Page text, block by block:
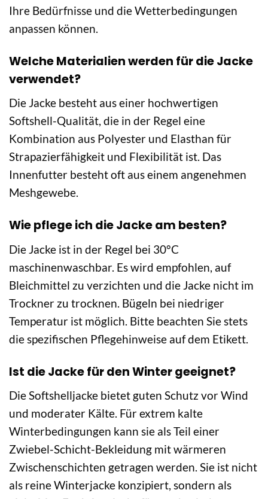
Ihre Bedürfnisse und die Wetterbedingungen
anpassen können.
Welche Materialien werden für die Jacke
verwendet?
Die Jacke besteht aus einer hochwertigen
Softshell-Qualität, die in der Regel eine
Kombination aus Polyester und Elasthan für
Strapazierfähigkeit und Flexibilität ist. Das
Innenfutter besteht oft aus einem angenehmen
Meshgewebe.
Wie pflege ich die Jacke am besten?
Die Jacke ist in der Regel bei 30°C
maschinenwaschbar. Es wird empfohlen, auf
Bleichmittel zu verzichten und die Jacke nicht im
Trockner zu trocknen. Bügeln bei niedriger
Temperatur ist möglich. Bitte beachten Sie stets
die spezifischen Pflegehinweise auf dem Etikett.
Ist die Jacke für den Winter geeignet?
Die Softshelljacke bietet guten Schutz vor Wind
und moderater Kälte. Für extrem kalte
Winterbedingungen kann sie als Teil einer
Zwiebel-Schicht-Bekleidung mit wärmeren
Zwischenschichten getragen werden. Sie ist nicht
als reine Winterjacke konzipiert, sondern als